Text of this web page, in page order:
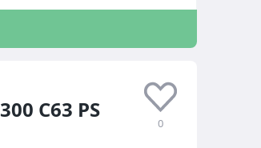
C63 PS
0